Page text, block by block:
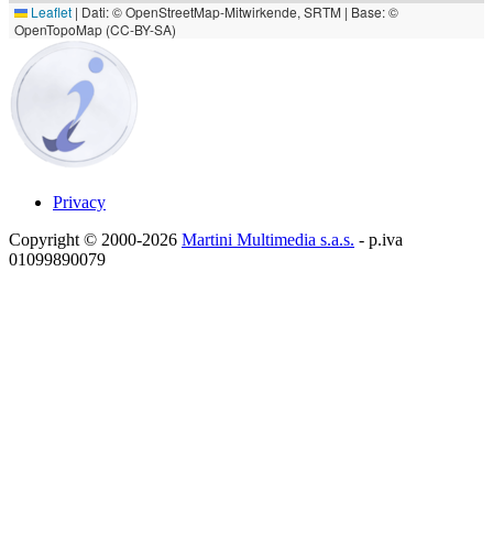
Leaflet | Dati: © OpenStreetMap-Mitwirkende, SRTM | Base: ©
OpenTopoMap (CC-BY-SA)
Privacy
Copyright © 2000-2026 Martini Multimedia s.a.s. - p.iva
01099890079